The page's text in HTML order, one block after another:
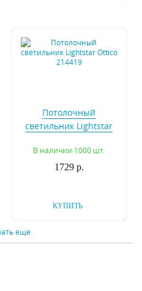
Потолочный
светильник Lightstar
В наличии 1000 шт.
1729 р.
КУПИТЬ
еще